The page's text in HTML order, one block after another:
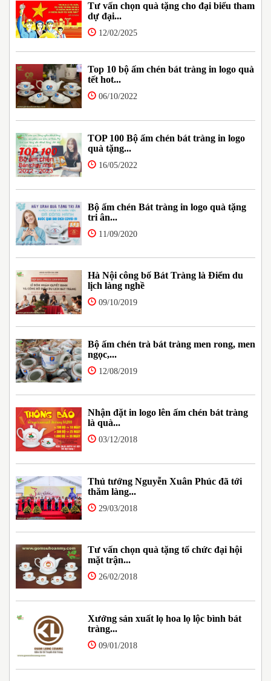
Tư vấn chọn quà tặng cho đại biểu tham
dự đại...
12/02/2025
Top 10 bộ ấm chén bát tràng in logo quà
tết hot...
06/10/2022
TOP 100 Bộ ấm chén bát tràng in logo
quà tặng...
16/05/2022
Bộ ấm chén Bát tràng in logo quà tặng
tri ân...
11/09/2020
Hà Nội công bố Bát Tràng là Điểm du
lịch làng nghề
09/10/2019
Bộ ấm chén trà bát tràng men rong, men
ngọc,...
12/08/2019
Nhận đặt in logo lên ấm chén bát tràng
là quà...
03/12/2018
Thủ tướng Nguyễn Xuân Phúc đã tới
thăm làng...
29/03/2018
Tư vấn chọn quà tặng tổ chức đại hội
mặt trận...
26/02/2018
Xưởng sản xuất lọ hoa lọ lộc bình bát
tràng...
09/01/2018